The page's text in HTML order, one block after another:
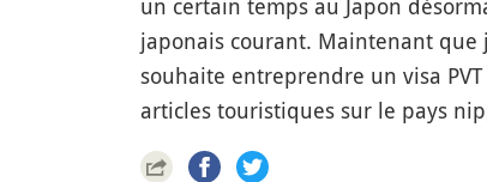
un certain temps au Japon
japonais courant. Maintenant
souhaite entreprendre un visa
articles touristiques sur le pays